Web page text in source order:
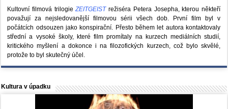
Kultovní filmová trilogieZEITGEISTrežiséra Petera Josepha, kterou někteří
považují za nejsledovanější filmovou sérii všech dob. První film byl v
počátcích odsouzen jako konspirační. Přesto během let autora kontaktovaly
střední a vysoké školy, které film promítaly na kurzech mediálních studií,
kritického myšlení a dokonce i na filozofických kurzech, což bylo skvělé,
protože to byl skutečný účel.
Kultura v úpadku